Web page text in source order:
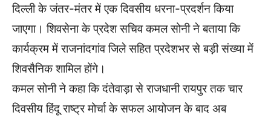
दिल्ली के जंतर-मंतर में एक दिवसीय धरना-प्रदर्शन किया
जाएगा। शिवसेना के प्रदेश सचिव कमल सोनी ने बताया कि
कार्यक्रम में राजनांदगांव जिले सहित प्रदेशभर से बड़ी संख्या में
शिवसैनिक शामिल होंगे।
कमल सोनी ने कहा कि दंतेवाड़ा से राजधानी रायपुर तक चार
दिवसीय हिंदू राष्ट्र मोर्चा के सफल आयोजन के बाद अब